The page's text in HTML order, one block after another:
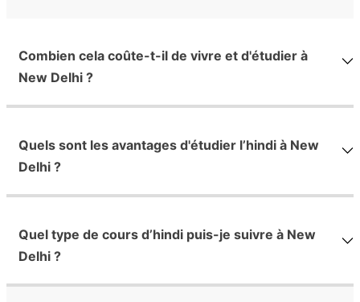
Combien cela coûte-t-il de vivre et d'étudier à
New Delhi ?
Quels sont les avantages d'étudier l’hindi à New
Delhi ?
Quel type de cours d’hindi puis-je suivre à New
Delhi ?